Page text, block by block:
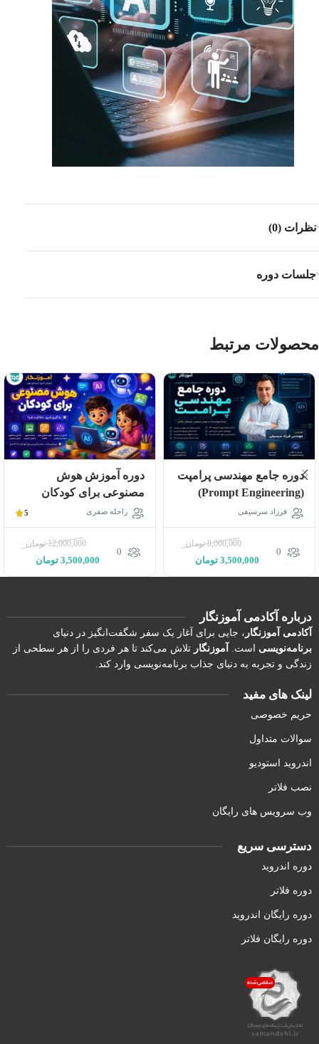
نظرات (0)
جلسات دوره
محصولات مرتبط
دوره جامع مهندسی پرامپت
(Prompt Engineering)
فرزاد سرسیفی
0
8,000,000 تومان
3,500,000 تومان
دوره آموزش هوش
مصنوعی برای کودکان
راحله صفری 5
0
12,000,000 تومان
3,500,000 تومان
درباره آکادمی آموزنگار
آکادمی آموزنگار ، جایی برای آغاز یک سفر شگفت‌انگیز در دنیای
برنامه‌نویسی است. آموزنگار تلاش می‌کند تا هر فردی را از هر سطحی از
زندگی و تجربه به دنیای جذاب برنامه‌نویسی وارد کند.
لینک های مفید
حریم خصوصی
سوالات متداول
اندروید استودیو
نصب فلاتر
وب سرویس های رایگان
دسترسی سریع
دوره اندروید
دوره فلاتر
دوره رایگان اندروید
دوره رایگان فلاتر